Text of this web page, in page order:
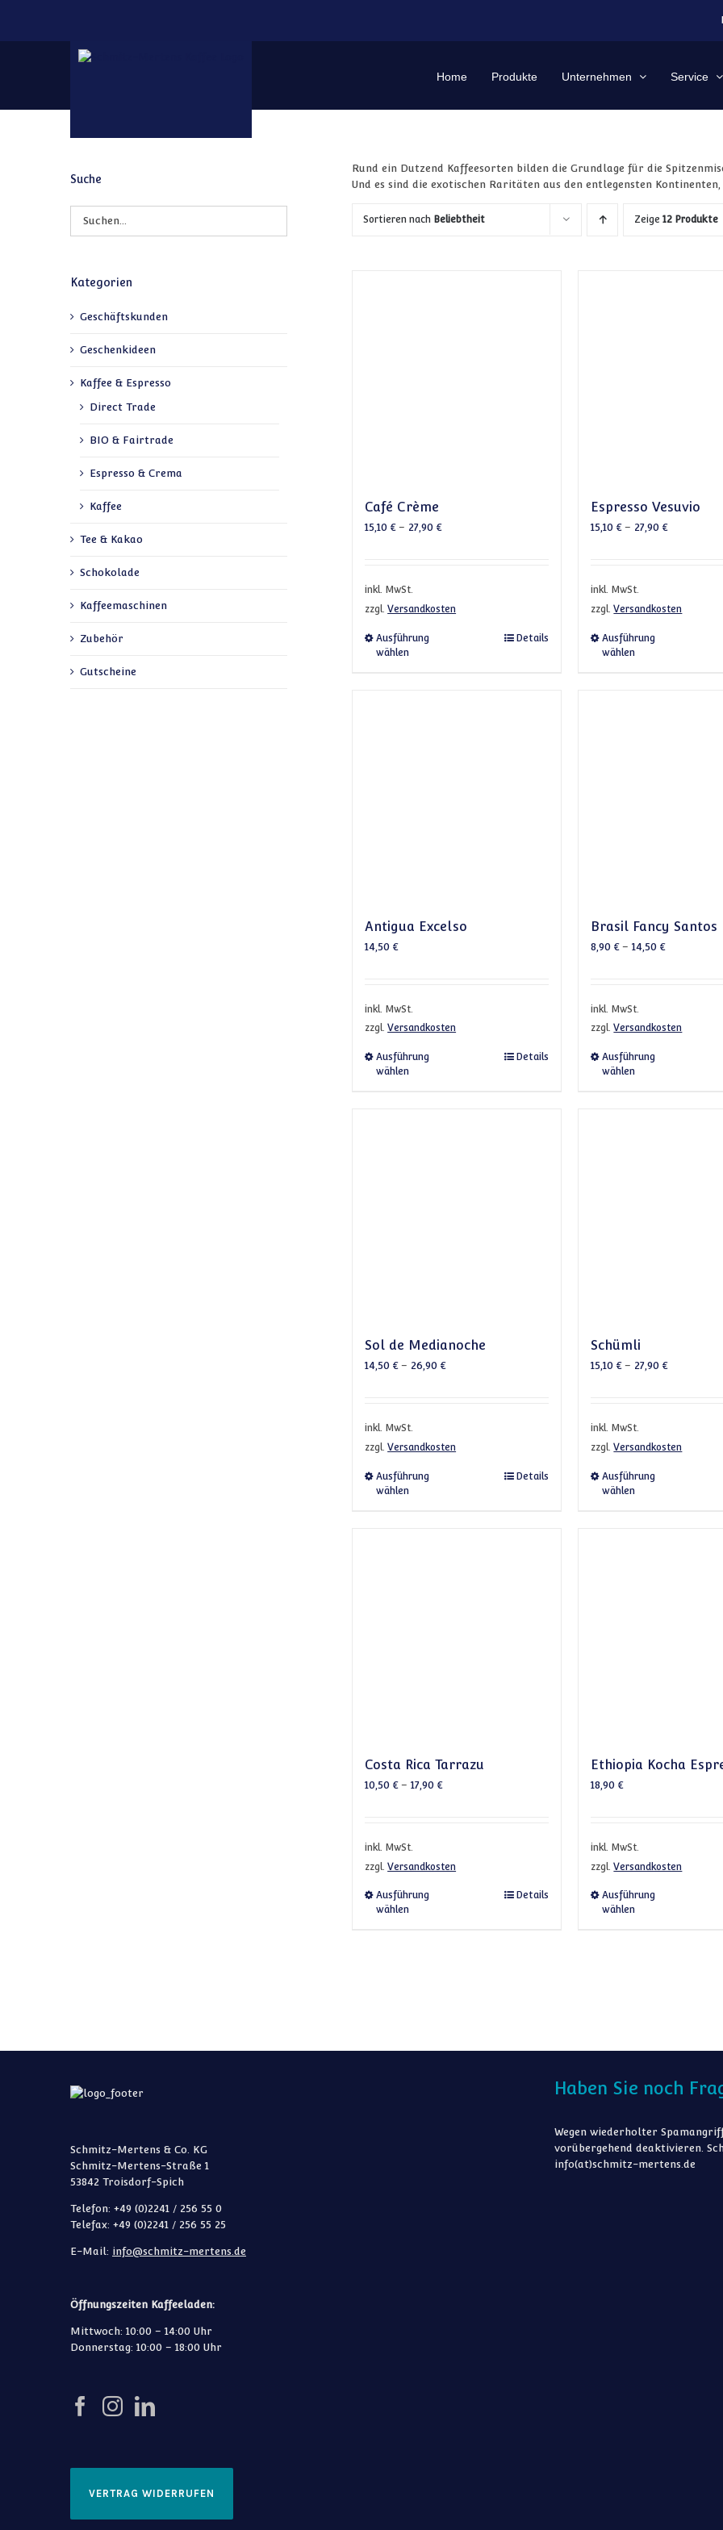
Home Produkte Unternehmen Service
Rund ein Dutzend Kaffeesorten bilden die Grundlage für die
Und es sind die exotischen Raritäten aus den entlegensten
Sortieren nach Beliebtheit Zeige12 Produkte
Café Crème
15,10€– 27,90€
inkl. MwSt.
zzgl.Versandkosten
Ausführung
wählen
Dieses Produkt weist mehrere Varianten auf. Die
Details
Espresso Vesuvio
15,10€– 27,90€
inkl. MwSt.
zzgl.Versandkosten
Ausführung
wählen
Antigua Excelso
14,50€
inkl. MwSt.
zzgl.Versandkosten
Ausführung
wählen
Dieses Produkt weist mehrere Varianten auf. Die
Details
Brasil Fancy Santos
8,90€–14,50€
inkl. MwSt.
zzgl.Versandkosten
Ausführung
wählen
Sol de Medianoche
14,50€– 26,90€
inkl. MwSt.
zzgl.Versandkosten
Ausführung
wählen
Dieses Produkt weist mehrere Varianten auf. Die
Details
Schümli
15,10€– 27,90€
inkl. MwSt.
zzgl.Versandkosten
Ausführung
wählen
Costa Rica Tarrazu
10,50€–17,90€
inkl. MwSt.
zzgl.Versandkosten
Ausführung
wählen
Dieses Produkt weist mehrere Varianten auf. Die
Details
Ethiopia Kocha
18,90€
inkl. MwSt.
zzgl.Versandkosten
Ausführung
wählen
Suche
Kategorien
Geschäftskunden
Geschenkideen
Kaffee & Espresso
Direct Trade
BIO & Fairtrade
Espresso & Crema
Kaffee
Tee & Kakao
Schokolade
Kaffeemaschinen
Zubehör
Gutscheine
Schmitz-Mertens & Co. KG
Schmitz-Mertens-Straße 1
53842 Troisdorf-Spich
Telefon: +49 (0)2241 / 256 55 0
Telefax: +49 (0)2241 / 256 55 25
E-Mail: info@schmitz-mertens.de
Öffnungszeiten Kaffeeladen:
Mittwoch: 10:00 – 14:00 Uhr
Donnerstag: 10:00 – 18:00 Uhr
VERTRAG WIDERRUFEN
Haben Sie noch
Wegen wiederholter
vorübergehend deaktivieren.
info(at)schmitz-mertens.de